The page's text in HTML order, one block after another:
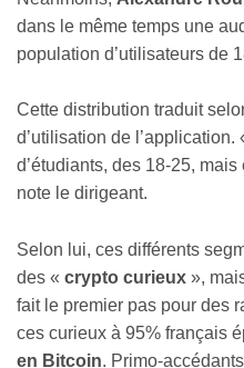
dans le même temps une
population d’utilisateurs de
Cette distribution traduit
d’utilisation de
d’étudiants, des 18-25,
note le dirigeant.
Selon lui, ces différents
des « crypto curieux »,
fait le premier pas pour des
ces curieux à 95% français
en Bitcoin. Primo-